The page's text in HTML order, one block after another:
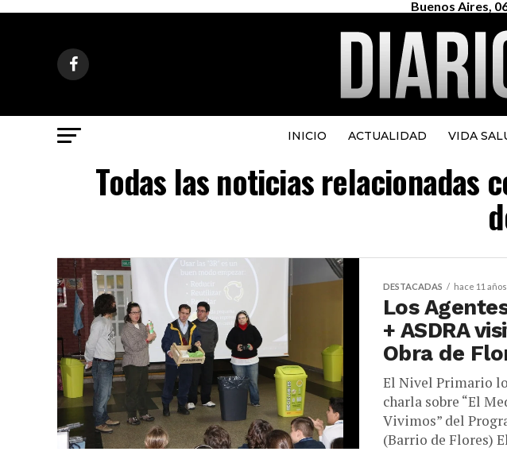
Buenos Aires,
INICIO ACTUALIDAD VIDA
Todas las noticias relacionadas
DESTACADAS hace 11 años
Los
+ ASDRA
Obra de
El Nivel Primario
charla sobre “El
Vivimos” del
(Barrio de Flores)